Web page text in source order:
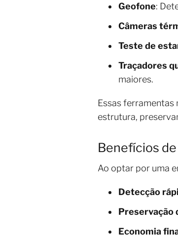
Geofone:
Câmeras
Teste de
Traçadores
maiores.
Essas ferramentas
estrutura,
Benefícios
Ao optar por uma
Detecção
Preservação
Economia